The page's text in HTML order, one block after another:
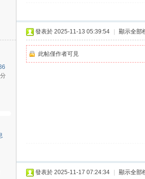
發表於 2025-11-13 05:39:54 顯示全部
此帖僅作者可見
發表於 2025-11-17 07:24:34 顯示全部